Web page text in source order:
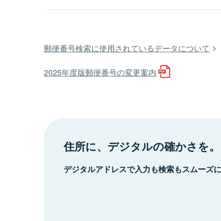
郵便番号検索に使用されているデータについて
2025年度版郵便番号の変更案内
住所に、デジタルの確かさを。
デジタルアドレスで入力も検索もスムーズ